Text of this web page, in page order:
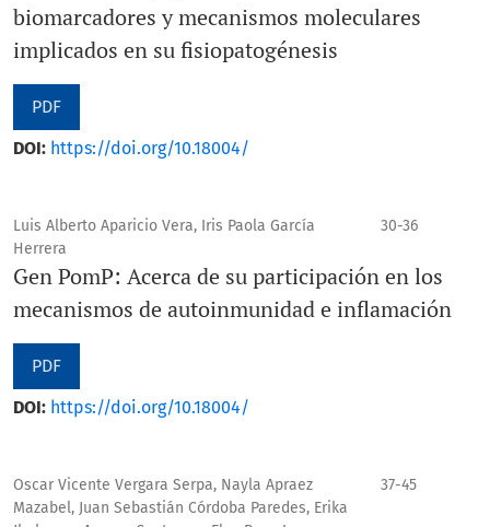
biomarcadores y mecanismos moleculares
implicados en su fisiopatogénesis
PDF
DOI: https://doi.org/10.18004/
Luis Alberto Aparicio Vera, Iris Paola García
Herrera
30-36
Gen PomP: Acerca de su participación en los
mecanismos de autoinmunidad e inflamación
PDF
DOI: https://doi.org/10.18004/
Oscar Vicente Vergara Serpa, Nayla Apraez
Mazabel, Juan Sebastián Córdoba Paredes, Erika
37-45